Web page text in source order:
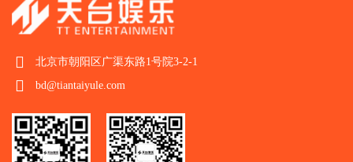
北京市朝阳区广渠东路1号院3-2-1
bd@tiantaiyule.com